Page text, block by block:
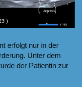
erfolgt nur in der
Unter dem
der Patientin zur